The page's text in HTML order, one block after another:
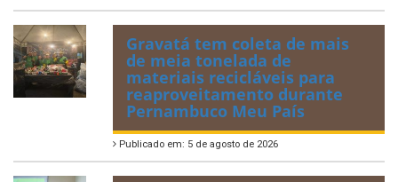
Gravatá tem coleta de mais
de meia tonelada de
materiais recicláveis para
reaproveitamento durante
Pernambuco Meu País
Publicado em: 5 de agosto de 2026